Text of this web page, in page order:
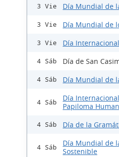
3 Vie Día Mundial de
3 Vie Día Mundial de
3 Vie Día
4 Sáb Día de San
4 Sáb Día Mundial de
4 Sáb
Día
Papiloma
4 Sáb Día de la
4 Sáb
Día Mundial de
Sostenible